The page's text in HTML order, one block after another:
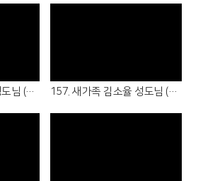
158. 새가족 최시준 성도님 (26.04.05 - 청년부 ) 157. 새가족 김소율 성도님 (26.04.05 - 7여전도회)